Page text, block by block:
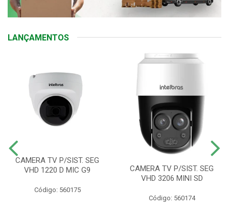
LANÇAMENTOS
CAMERA TV P/SIST. SEG
VHD 1220 D MIC G9
Código: 560175
CAMERA TV P/SIST. SEG
VHD 3206 MINI SD
Código: 560174